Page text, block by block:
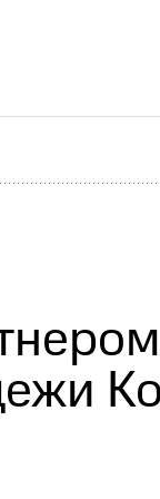
Контакты
Контроль и